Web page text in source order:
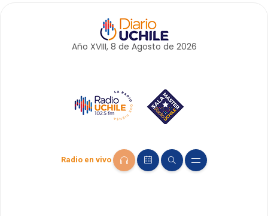
Año XVIII, 8 de Agosto de 2026
Radio en vivo